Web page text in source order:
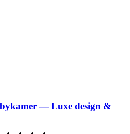
— Luxe design &